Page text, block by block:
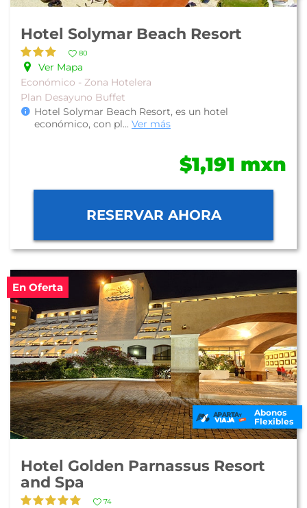
Hotel Solymar Beach Resort
80
Ver Mapa
Económico - Zona Hotelera
Plan Desayuno Buffet
Hotel Solymar Beach Resort, es un hotel
económico, con pl... Ver más
$1,191 mxn
RESERVAR AHORA
En Oferta
Abonos
Flexibles
Hotel Golden Parnassus Resort
and Spa
74